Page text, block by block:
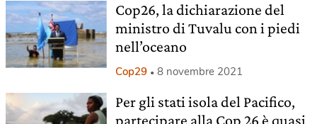
Cop26, la dichiarazione del
ministro di Tuvalu con i piedi
nell’oceano
Cop29 8 novembre 2021
Per gli stati isola del Pacifico,
partecipare alla Cop 26 è quasi